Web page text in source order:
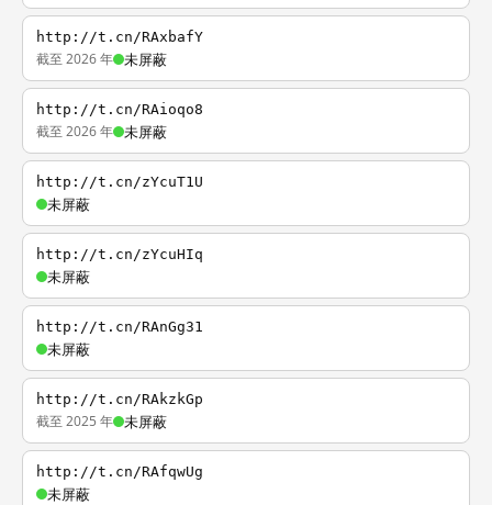
http://t.cn/RAxbafY
截至 2026 年 未屏蔽
http://t.cn/RAioqo8
截至 2026 年 未屏蔽
http://t.cn/zYcuT1U
未屏蔽
http://t.cn/zYcuHIq
未屏蔽
http://t.cn/RAnGg31
未屏蔽
http://t.cn/RAkzkGp
截至 2025 年 未屏蔽
http://t.cn/RAfqwUg
未屏蔽